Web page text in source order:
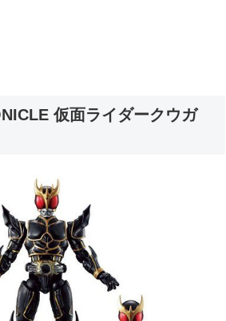
仮面ライダークウガ